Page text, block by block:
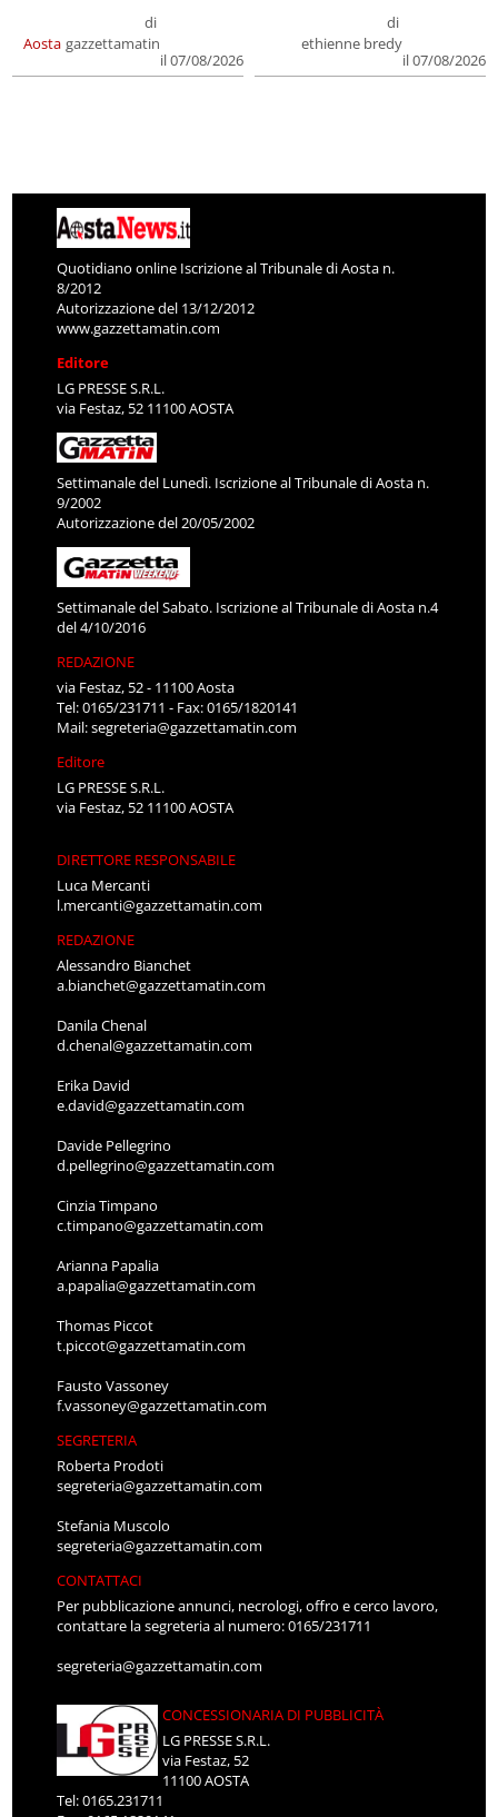
Aosta
di
gazzettamatin
il 07/08/2026
di
ethienne bredy
il 07/08/2026
Quotidiano online Iscrizione al Tribunale di Aosta n.
8/2012
Autorizzazione del 13/12/2012
www.gazzettamatin.com
Editore
LG PRESSE S.R.L.
via Festaz, 52 11100 AOSTA
Settimanale del Lunedì. Iscrizione al Tribunale di Aosta n.
9/2002
Autorizzazione del 20/05/2002
Settimanale del Sabato. Iscrizione al Tribunale di Aosta n.4
del 4/10/2016
REDAZIONE
via Festaz, 52 - 11100 Aosta
Tel: 0165/231711 - Fax: 0165/1820141
Mail:segreteria@gazzettamatin.com
Editore
LG PRESSE S.R.L.
via Festaz, 52 11100 AOSTA
DIRETTORE RESPONSABILE
Luca Mercanti
l.mercanti@gazzettamatin.com
REDAZIONE
Alessandro Bianchet
a.bianchet@gazzettamatin.com
Danila Chenal
d.chenal@gazzettamatin.com
Erika David
e.david@gazzettamatin.com
Davide Pellegrino
d.pellegrino@gazzettamatin.com
Cinzia Timpano
c.timpano@gazzettamatin.com
Arianna Papalia
a.papalia@gazzettamatin.com
Thomas Piccot
t.piccot@gazzettamatin.com
Fausto Vassoney
f.vassoney@gazzettamatin.com
SEGRETERIA
Roberta Prodoti
segreteria@gazzettamatin.com
Stefania Muscolo
segreteria@gazzettamatin.com
CONTATTACI
Per pubblicazione annunci, necrologi, offro e cerco lavoro,
contattare la segreteria al numero: 0165/231711
segreteria@gazzettamatin.com
CONCESSIONARIA DI PUBBLICITÀ
LG PRESSE S.R.L.
via Festaz, 52
11100 AOSTA
Tel: 0165.231711